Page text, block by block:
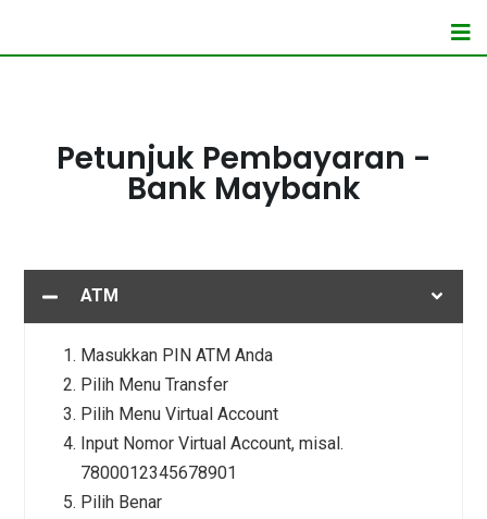
Petunjuk Pembayaran -
Bank Maybank
ATM
Masukkan PIN ATM Anda
Pilih Menu Transfer
Pilih Menu Virtual Account
Input Nomor Virtual Account, misal.
7800012345678901
Pilih Benar